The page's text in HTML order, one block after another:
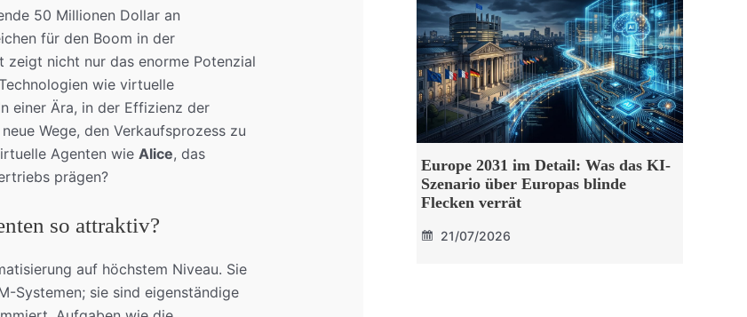
50 Millionen Dollar an
für den Boom in der
zeigt nicht nur das enorme Potenzial
wie virtuelle
einer Ära, in der Effizienz der
Wege, den Verkaufsprozess zu
Agenten wie Alice, das
prägen?
so attraktiv?
auf höchstem Niveau. Sie
Systemen; sie sind eigenständige
Europe 2031 im Detail: Was das KI-
Szenario über Europas blinde
Flecken verrät
21/07/2026